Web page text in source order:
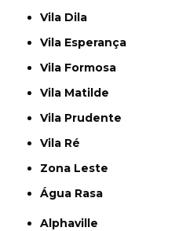
Vila Dila
Vila Esperança
Vila Formosa
Vila Matilde
Vila Prudente
Vila Ré
Zona Leste
Água Rasa
Alphaville